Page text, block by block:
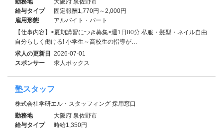
給与タイプ
固定報酬1,770円～2,000円
雇用形態
アルバイト・パート
【仕事内容】<夏期講習につき募集>週1日80分 私服・髪型・ネイル自由
自分らしく働ける! 小学生～高校生の指導が…
求人の更新日 2026-07-01
スポンサー
求人ボックス
塾スタッフ
株式会社学研エル・スタッフィング 採用窓口
勤務地
大阪府 泉佐野市
給与タイプ
時給1,350円